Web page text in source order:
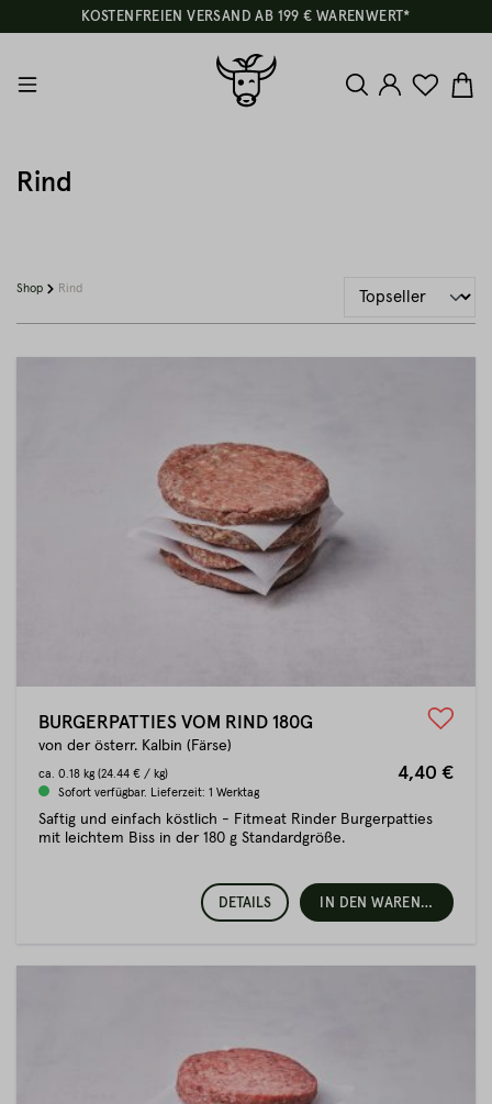
KOSTENFREIEN VERSAND AB 199 € WARENWERT*
Rind
Shop Rind
BURGERPATTIES VOM RIND 180G
von der österr. Kalbin (Färse)
ca. 0.18 kg (24.44 € / kg) 4,40 €
Sofort verfügbar. Lieferzeit: 1 Werktag
Saftig und einfach köstlich - Fitmeat Rinder Burgerpatties
mit leichtem Biss in der 180 g Standardgröße.
DETAILS IN DEN WARENKORB